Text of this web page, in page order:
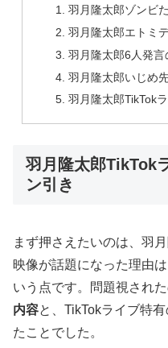
羽月隆太郎ゾンビ
羽月隆太郎エトミ
羽月隆太郎6人発言
羽月隆太郎いじめ
羽月隆太郎TikTok
羽月隆太郎TikTok
ン引き
まず押さえたいのは、羽
映像が話題になった理由
いう点です。問題視された
内容と、TikTokライブ特
たことでした。